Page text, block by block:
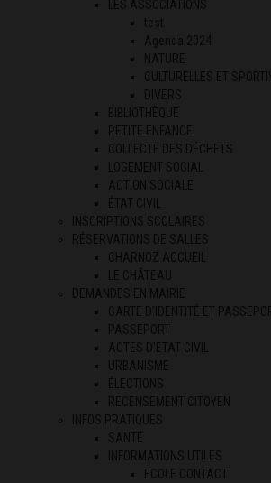
LES ASSOCIATIONS
test
Agenda 2024
NATURE
CULTURELLES ET
DIVERS
BIBLIOTHÈQUE
PETITE ENFANCE
COLLECTE DES DÉCHETS
LOGEMENT SOCIAL
ACTION SOCIALE
ÉTAT CIVIL
INSCRIPTIONS SCOLAIRES
RÉSERVATIONS DE SALLES
CHARNOZ ACCUEIL
LE CHÂTEAU
DEMANDES EN MAIRIE
CARTE D’IDENTITÉ ET
PASSEPORT
ACTES D’ETAT CIVIL
URBANISME
ÉLECTIONS
RECENSEMENT CITOYEN
INFOS PRATIQUES
SANTÉ
INFORMATIONS UTILES
ECOLE CONTACT